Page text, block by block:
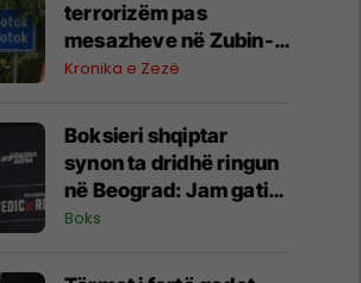
terrorizëm pas
mesazheve në Zubin-
Potok
Kronika e Zezë
Boksieri shqiptar
synon ta dridhë ringun
në Beograd: Jam gati,
Zoti e bekoftë
Boks